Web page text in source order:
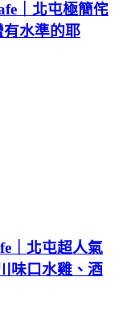
｜北屯極簡侘
水準的耶
｜北屯超人氣
味口水雞、酒